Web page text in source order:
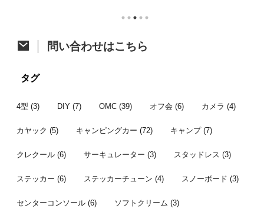
参加者は
恵まれた
いし花が咲
ジャパンキャンピングカーショーでア
ちらっと触れた前回の記事のとおりで
す。 レール購入から時間が開きまし
問い合わせはこちら
タグ
4型 (3) DIY (7) OMC (39) オフ会 (6) カメラ (4)
カヤック (5) キャンピングカー (72) キャンプ(7)
クレクール (6) サーキュレーター (3) スタッドレス (3)
ステッカー (6) ステッカーチューン (4) スノーボード (3)
センターコンソール (6) ソフトクリーム (3)